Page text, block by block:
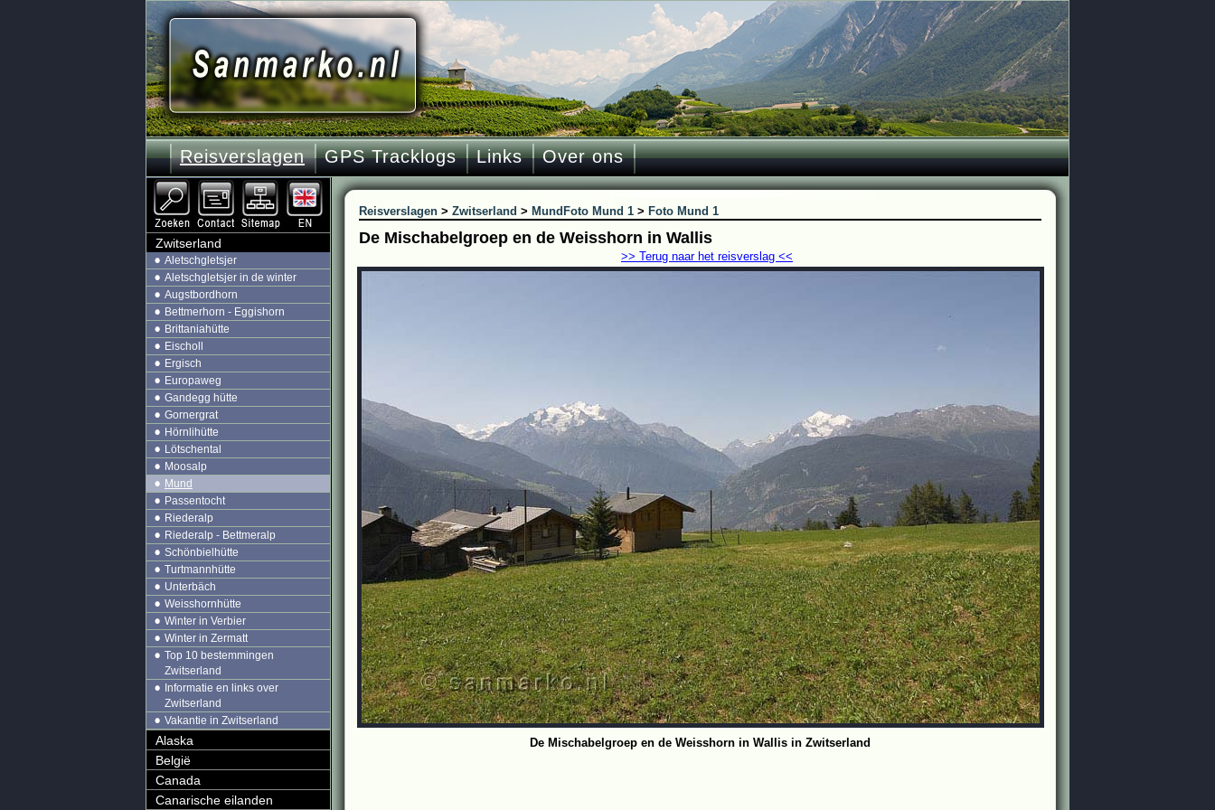
Reisverslagen GPS Tracklogs Links Over ons
Reisverslagen > Zwitserland > Mund Foto Mund 1 > Foto Mund 1
De Mischabelgroep en de Weisshorn in Wallis
>> Terug naar het reisverslag <<
De Mischabelgroep en de Weisshorn in Wallis in Zwitserland
Zwitserland
Aletschgletsjer
Aletschgletsjer in de winter
Augstbordhorn
Bettmerhorn - Eggishorn
Brittaniahütte
Eischoll
Ergisch
Europaweg
Gandegg hütte
Gornergrat
Hörnlihütte
Lötschental
Moosalp
Mund
Passentocht
Riederalp
Riederalp - Bettmeralp
Schönbielhütte
Turtmannhütte
Unterbäch
Weisshornhütte
Winter in Verbier
Winter in Zermatt
Top 10 bestemmingen
Zwitserland
Informatie en links over
Zwitserland
Vakantie in Zwitserland
Alaska
België
Canada
Canarische eilanden